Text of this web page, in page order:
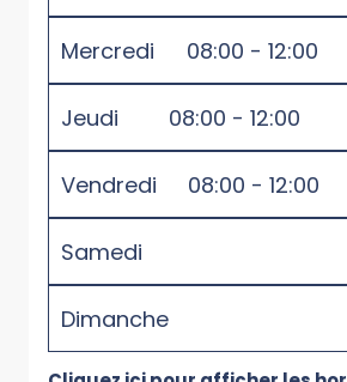
Mercredi 08:00 - 12:00
Jeudi 08:00 - 12:00
Vendredi 08:00 - 12:00
Samedi
Dimanche